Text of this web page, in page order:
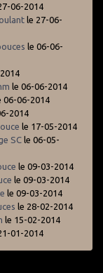
06-2014
le 27-06-
le 06-06-
le 06-06-2014
06-06-2014
2014
le 17-05-2014
SC le 06-05-
le 09-03-2014
le 09-03-2014
le 09-03-2014
le 28-02-2014
le 15-02-2014
01-2014